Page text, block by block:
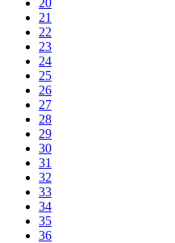
21
22
23
24
25
26
27
28
29
30
31
32
33
34
35
36